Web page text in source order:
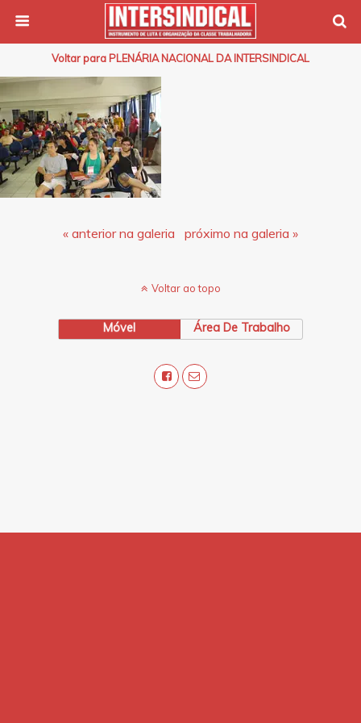
Voltar para PLENÁRIA NACIONAL DA INTERSINDICAL
« anterior na galeria próximo na galeria »
Voltar ao topo
Móvel Área De Trabalho